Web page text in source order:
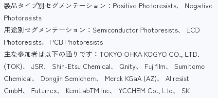
製品タイプ別セグメンテーション：Positive Photoresists、 Negative
Photoresists
用途別セグメンテーション：Semiconductor Photoresists、 LCD
Photoresists、 PCB Photoresists
主な参加者は以下の通りです：TOKYO OHKA KOGYO CO., LTD.
(TOK)、 JSR、 Shin-Etsu Chemical、 Qnity、 Fujifilm、 Sumitomo
Chemical、 Dongjin Semichem、 Merck KGaA (AZ)、 Allresist
GmbH、 Futurrex、 KemLabTM Inc、 YCCHEM Co., Ltd、 SK